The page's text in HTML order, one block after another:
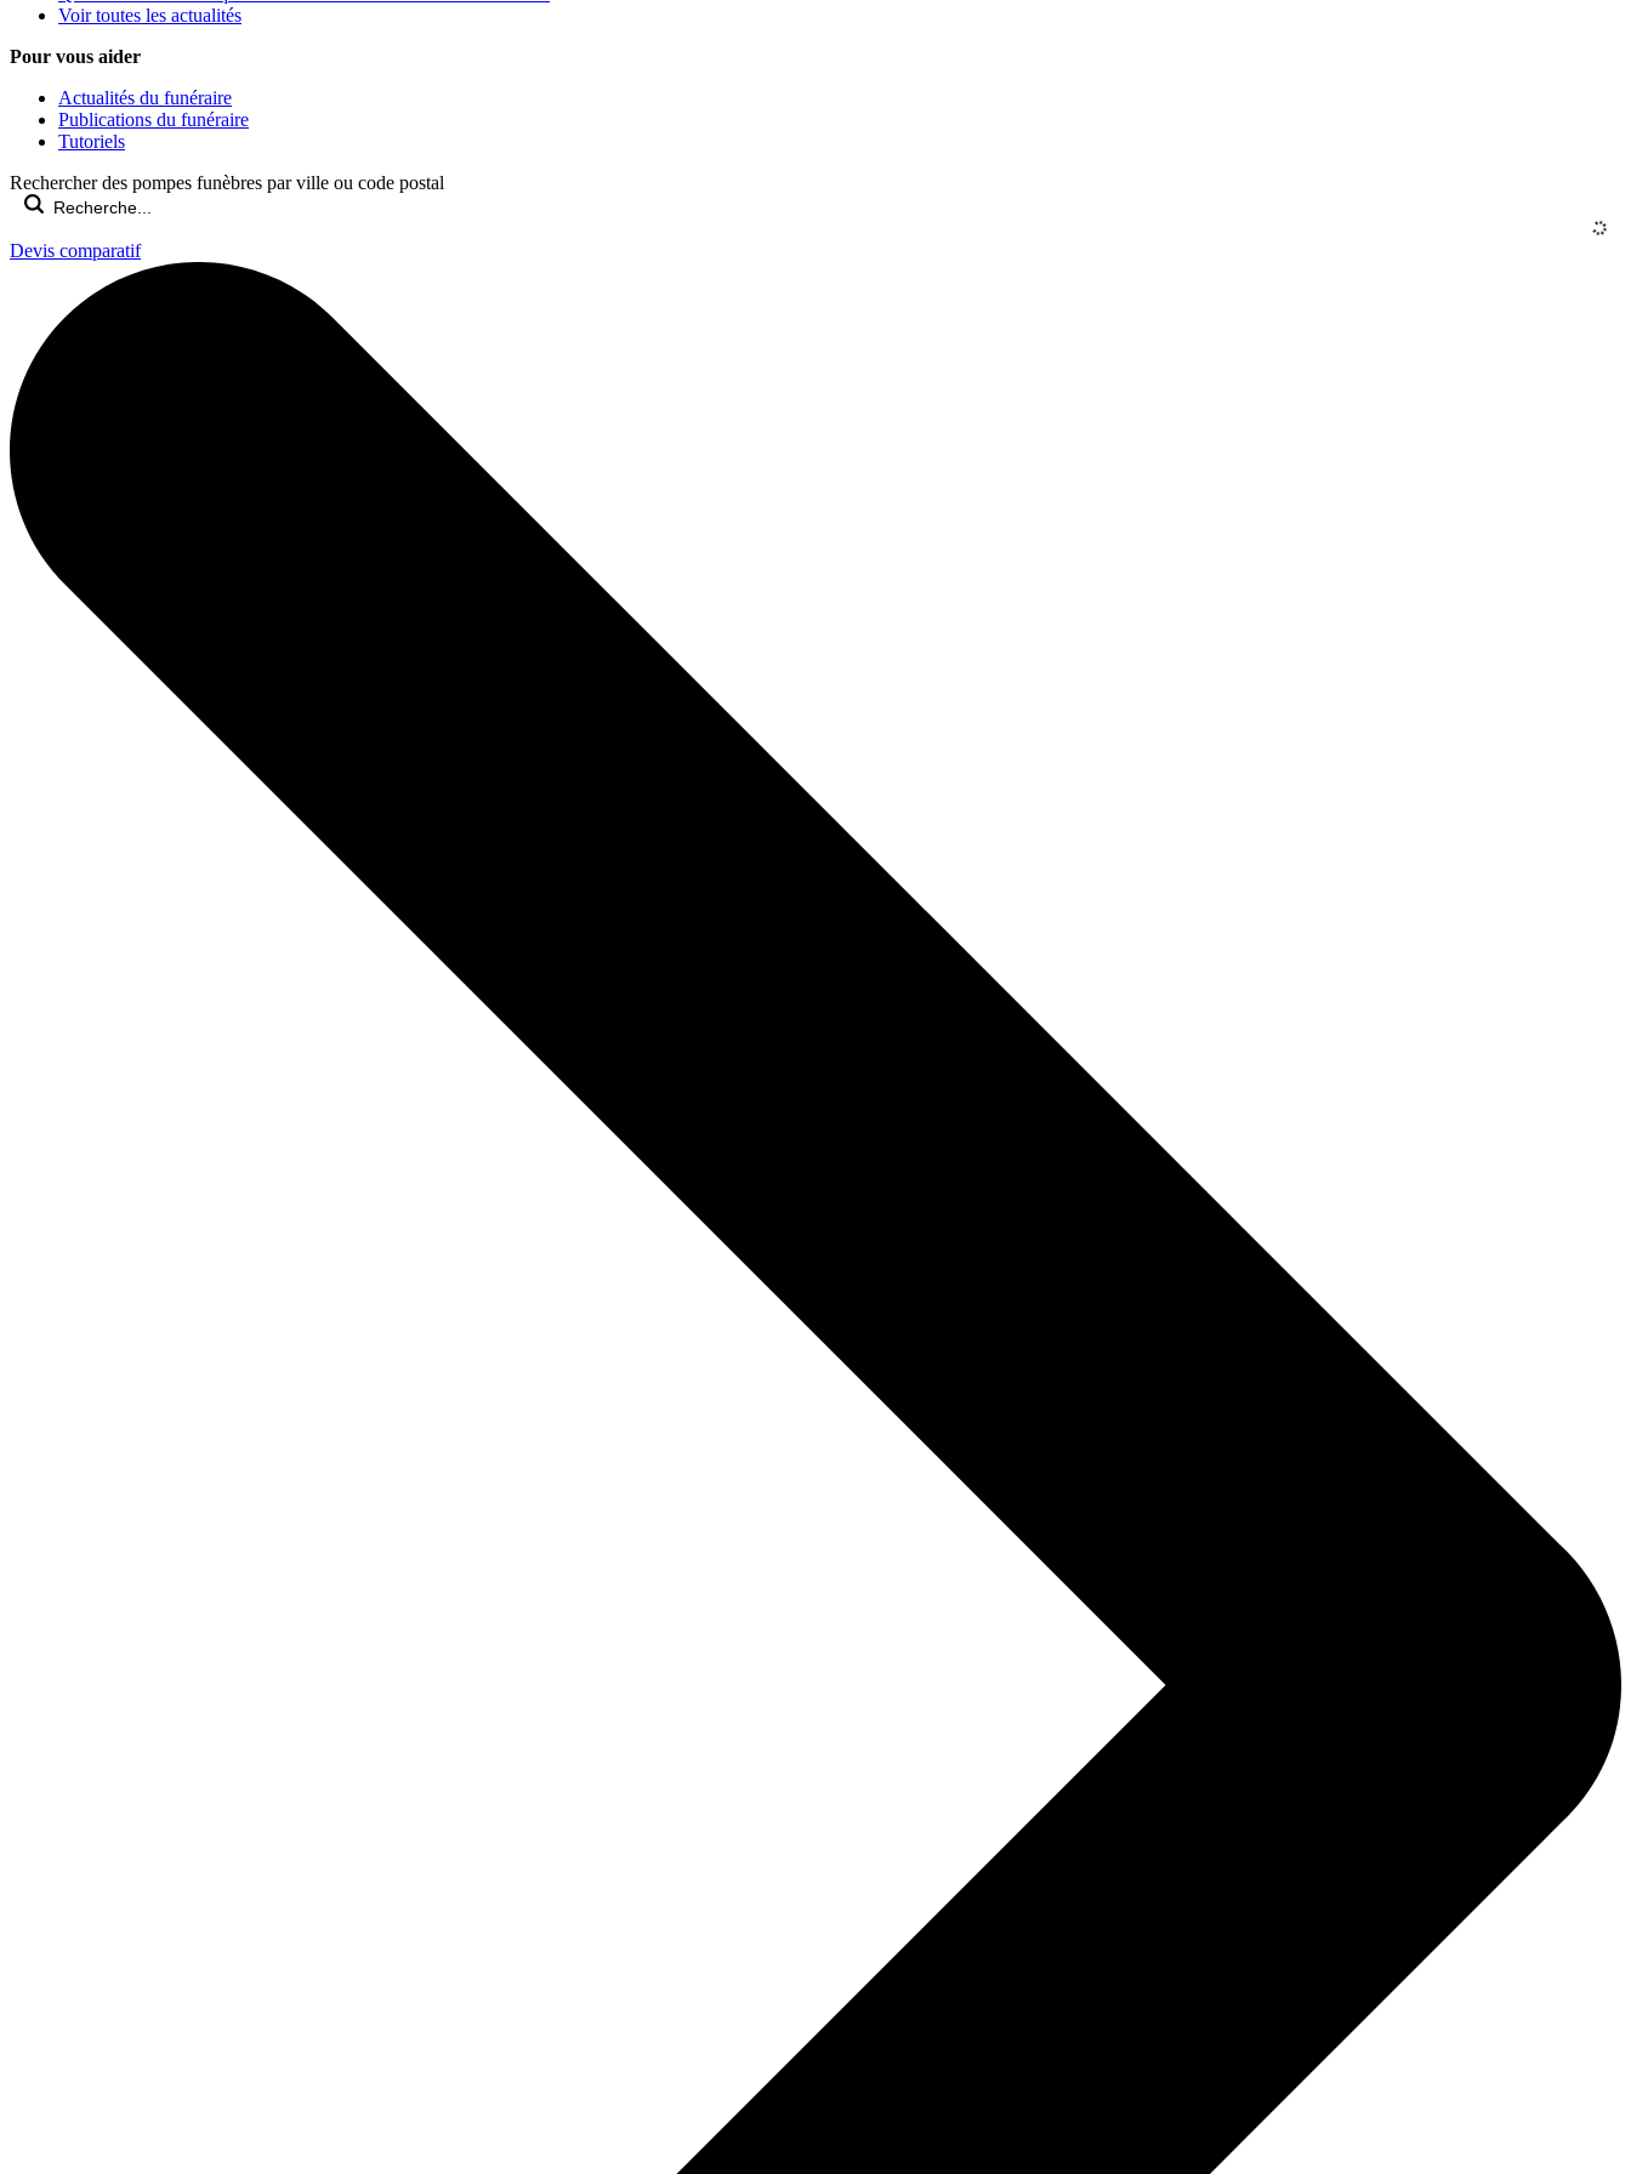
Voir toutes les actualités
Pour vous aider
Actualités du funéraire
Publications du funéraire
Tutoriels
Rechercher des pompes funèbres par ville ou code postal
Devis comparatif